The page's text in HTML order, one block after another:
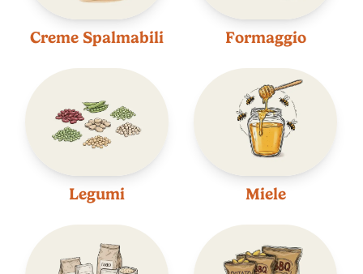
Creme Spalmabili Formaggio
Legumi Miele